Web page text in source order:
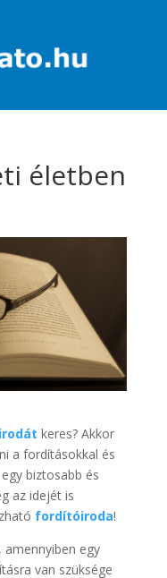
életben
keres? Akkor
a fordításokkal és
biztosabb és
az idejét is
fordítóiroda!
egy
van szüksége